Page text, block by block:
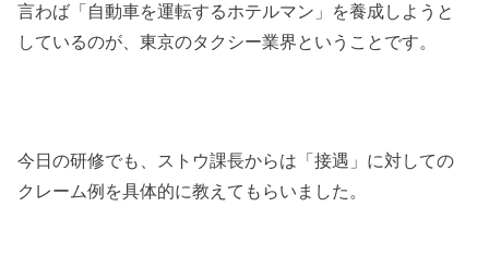
言わば「自動車を運転するホテルマン」を養成しようと
しているのが、東京のタクシー業界ということです。
今日の研修でも、ストウ課長からは「接遇」に対しての
クレーム例を具体的に教えてもらいました。